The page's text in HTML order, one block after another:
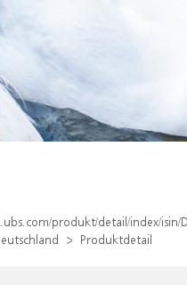
produkt/detail/index/isin/
Produktdetail